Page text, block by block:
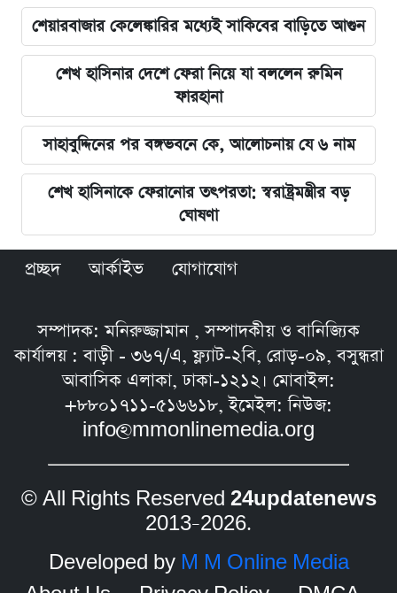
শেয়ারবাজার কেলেঙ্কারির মধ্যেই সাকিবের বাড়িতে আগুন
শেখ হাসিনার দেশে ফেরা নিয়ে যা বললেন রুমিন
ফারহানা
সাহাবুদ্দিনের পর বঙ্গভবনে কে, আলোচনায় যে ৬ নাম
শেখ হাসিনাকে ফেরানোর তৎপরতা: স্বরাষ্ট্রমন্ত্রীর বড়
ঘোষণা
প্রচ্ছদ আর্কাইভ যোগাযোগ
সম্পাদক: মনিরুজ্জামান , সম্পাদকীয় ও বানিজ্যিক
কার্যালয় : বাড়ী - ৩৬৭/এ, ফ্ল্যাট-২বি, রোড়-০৯, বসুন্ধরা
আবাসিক এলাকা, ঢাকা-১২১২। মোবাইল:
+৮৮০১৭১১-৫১৬৬১৮, ইমেইল: নিউজ:
info@mmonlinemedia.org
© All Rights Reserved 24updatenews
2013–2026.
Developed by M M Online Media